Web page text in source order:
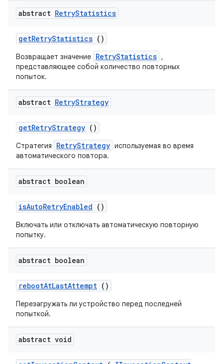
abstract RetryStatistics
getRetryStatistics ()
Возвращает значение RetryStatistics ,
представляющее собой количество повторных
попыток.
abstract RetryStrategy
getRetryStrategy ()
Стратегия RetryStrategy используемая во время
автоматического повтора.
abstract boolean
isAutoRetryEnabled ()
Включать или отключать автоматическую повторную
попытку.
abstract boolean
rebootAtLastAttempt ()
Перезагружать ли устройство перед последней
попыткой.
abstract void